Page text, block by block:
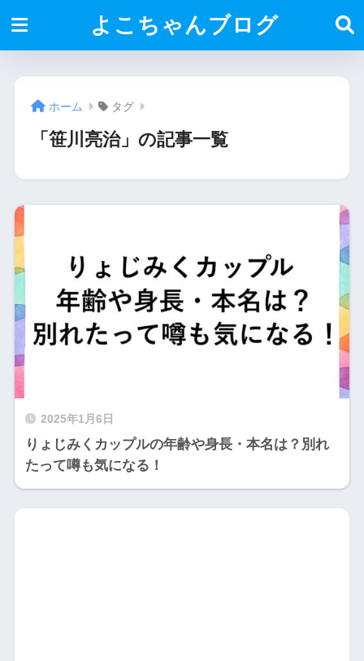
よこちゃんブログ
ホーム タグ
「笹川亮治」の記事一覧
2025年1月6日
りょじみくカップルの年齢や身長・本名は？別れ
たって噂も気になる！